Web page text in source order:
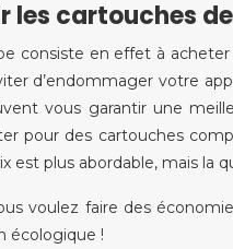
les cartouches
consiste en effet à acheter
d’endommager votre
vous garantir une
pour des cartouches
est plus abordable, mais
voulez faire des
écologique !